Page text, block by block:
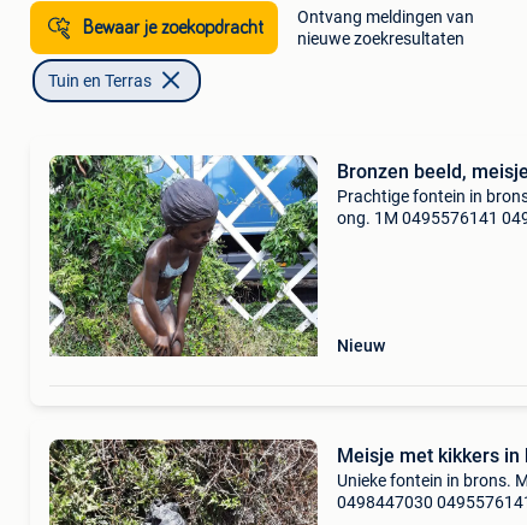
Bewaar je zoekopdracht
Ontvang meldingen van
nieuwe zoekresultaten
Tuin en Terras
Bronzen beeld,
Prachtige fontein in
ong. 1M 0495576141
Nieuw
Meisje met kikkers in
Unieke fontein in brons.
0498447030